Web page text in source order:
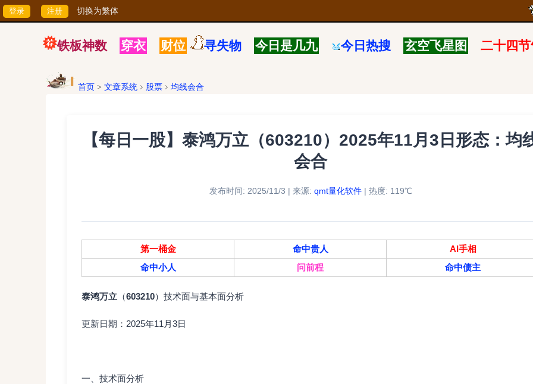
切换为繁体
铁板神数 穿衣 财位 寻失物 今日是几九 今日热搜 玄空飞星图 二十四
首页 > 文章系统 ﹥ 股票 ﹥ 均线会合
【每日一股】泰鸿万立（603210）2025年11月3日形态：均
会合
发布时间: 2025/11/3 | 来源: qmt量化软件| 热度: 119℃
第一桶金 命中贵人
AI手相
命中小人
问前程 命中债主
泰鸿万立 （603210）技术面与基本面分析
更新日期：2025年11月3日
一、技术面分析